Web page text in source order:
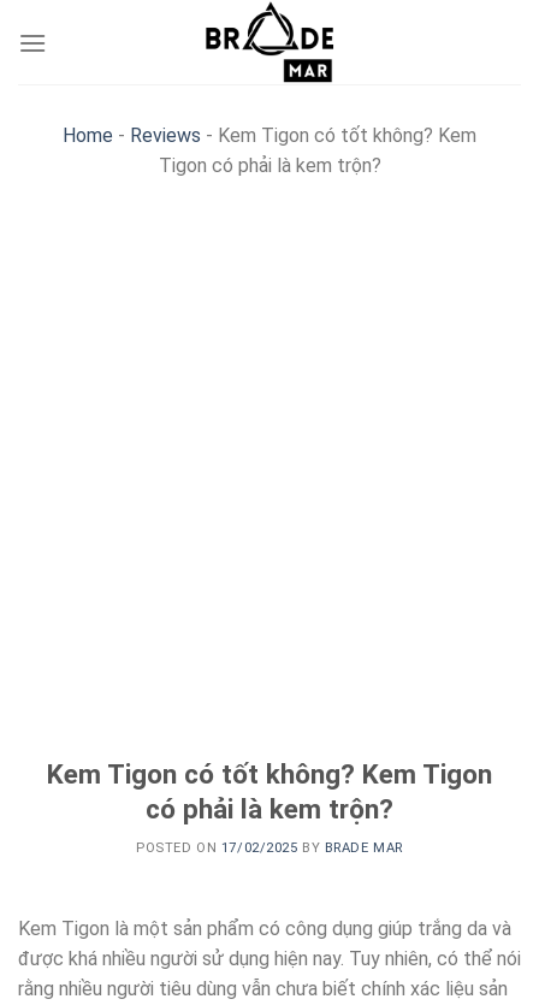
Home - Reviews - Kem Tigon có tốt không? Kem
Tigon có phải là kem trộn?
Kem Tigon có tốt không? Kem Tigon
có phải là kem trộn?
POSTED ON 17/02/2025 BY BRADE MAR
Kem Tigon là một sản phẩm có công dụng giúp trắng da và
được khá nhiều người sử dụng hiện nay. Tuy nhiên, có thể nói
rằng nhiều người tiêu dùng vẫn chưa biết chính xác liệu sản